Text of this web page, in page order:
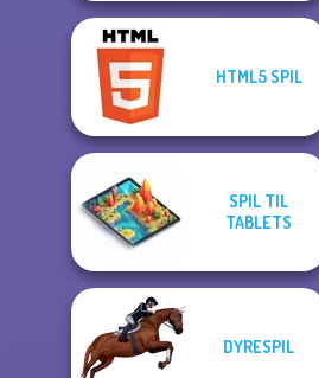
HTML5 SPIL
SPIL TIL
TABLETS
DYRESPIL